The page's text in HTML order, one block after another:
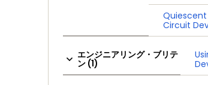
Circuit
エンジニアリング・ブリテ
ン (1)